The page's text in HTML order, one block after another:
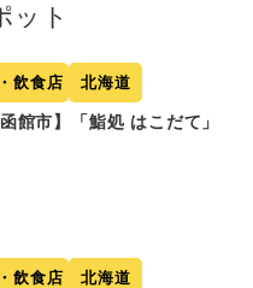
ット
飲食店 北海道
館市】「鮨処 はこだて」
飲食店 北海道